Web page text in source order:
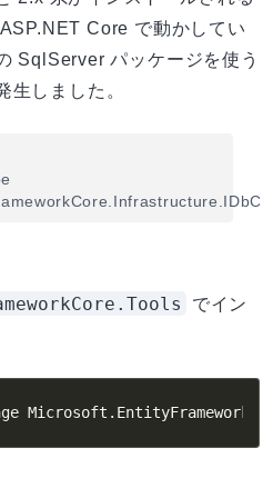
Core で動かしてい
SqlServer パッケージを使う
生しました。
でイン